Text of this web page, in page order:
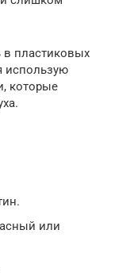
в пластиковых
использую
которые
или